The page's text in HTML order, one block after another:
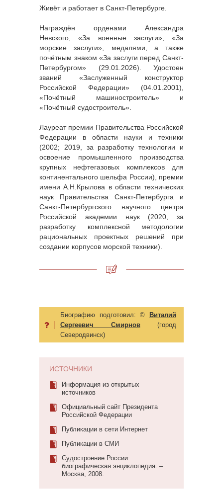
Живёт и работает в Санкт-Петербурге.
Награждён орденами Александра
Невского, «За военные заслуги», «За
морские заслуги», медалями, а также
почётным знаком «За заслуги перед Санкт-
Петербургом» (29.01.2026). Удостоен
званий «Заслуженный конструктор
Российской Федерации» (04.01.2001),
«Почётный машиностроитель» и
«Почётный судостроитель».
Лауреат премии Правительства Российской
Федерации в области науки и техники
(2002; 2019, за разработку технологии и
освоение промышленного производства
крупных нефтегазовых комплексов для
континентального шельфа России), премии
имени А.Н.Крылова в области технических
наук Правительства Санкт-Петербурга и
Санкт-Петербургского научного центра
Российской академии наук (2020, за
разработку комплексной методологии
рациональных проектных решений при
создании корпусов морской техники).
Биографию подготовил:©
Виталий
Сергеевич Смирнов(город
Северодвинск)
ИСТОЧНИКИ
Информация из открытых
источников
Официальный сайт Президента
Российской Федерации
Публикации в сети Интернет
Публикации в СМИ
Судостроение России:
биографическая энциклопедия. –
Москва, 2008.